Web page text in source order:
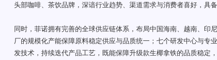
头部咖啡、茶饮品牌，深谙行业趋势、渠道需求与消费者喜好，具
同时，菲诺拥有完善的全球供应链体系，布局中国海南、越南、印
厂的规模化产能保障原料稳定供应与品质统一；七个研发中心与专
发技术，持续迭代产品工艺，既能保障升级款生椰拿铁的品质稳定